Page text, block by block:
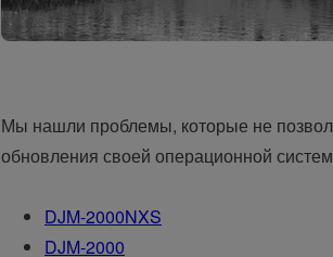
Мы нашли проблемы, которые не
обновления своей операционной
DJM-2000NXS
DJM-2000